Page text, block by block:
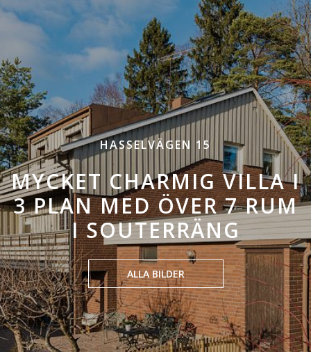
HASSELVÄGEN 15
MYCKET CHARMIG VILLA I
3 PLAN MED ÖVER 7 RUM
I SOUTERRÄNG
ALLA BILDER